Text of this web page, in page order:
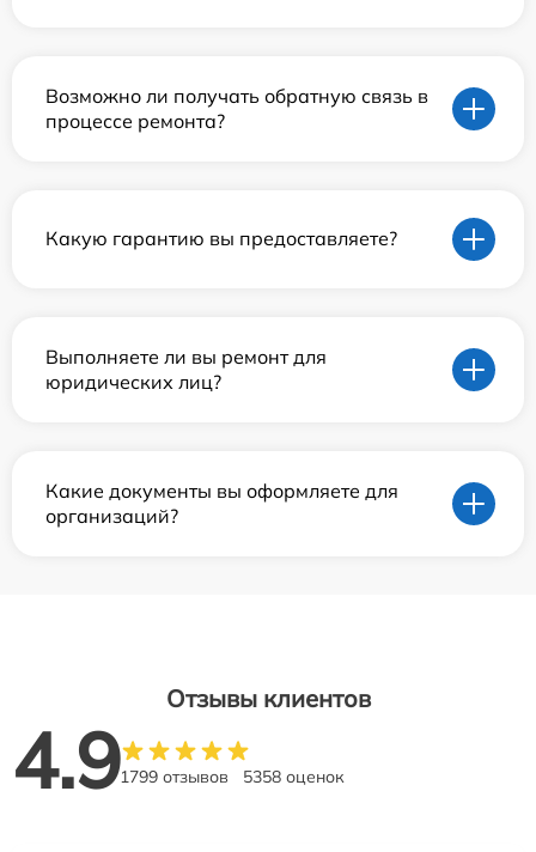
Возможно ли получать обратную связь в
процессе ремонта?
Какую гарантию вы предоставляете?
Выполняете ли вы ремонт для
юридических лиц?
Какие документы вы оформляете для
организаций?
Отзывы клиентов
4.91799 отзывов 5358 оценок